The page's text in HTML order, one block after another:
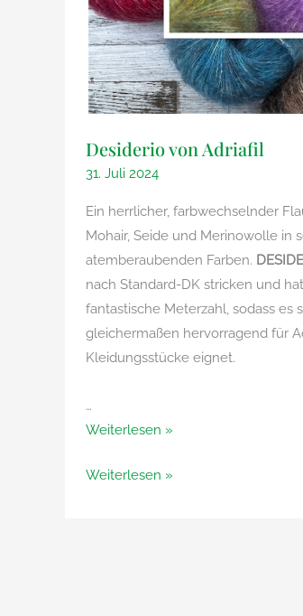
Desiderio von Adriafil
31. Juli 2024
Ein herrlicher, farbwechselnder
Mohair, Seide und Merinowolle in
atemberaubenden Farben.
nach Standard-DK stricken und
fantastische Meterzahl, sodass es
gleichermaßen hervorragend für
Kleidungsstücke eignet.
…
Desiderio
Adriafil
Weiterlesen »
Desiderio
Weiterlesen »